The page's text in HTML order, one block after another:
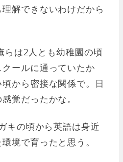
解できないわけだから
らは2人とも幼稚園の頃
ールに通っていたか
から密接な関係で。日
覚だったかな。
キの頃から英語は身近
境で育ったと思う。